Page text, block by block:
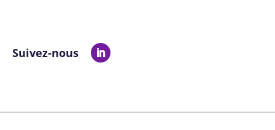
Suivez-nous